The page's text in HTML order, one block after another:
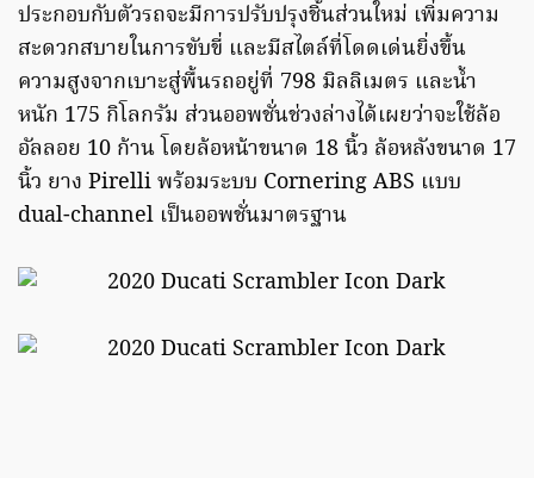
ประกอบกับตัวรถจะมีการปรับปรุงชิ้นส่วนใหม่ เพิ่มความ
สะดวกสบายในการขับขี่ และมีสไตล์ที่โดดเด่นยิ่งขึ้น
ความสูงจากเบาะสู่พื้นรถอยู่ที่ 798 มิลลิเมตร และน้ำ
หนัก 175 กิโลกรัม ส่วนออพชั่นช่วงล่างได้เผยว่าจะใช้ล้อ
อัลลอย 10 ก้าน โดยล้อหน้าขนาด 18 นิ้ว ล้อหลังขนาด 17
นิ้ว ยาง Pirelli พร้อมระบบ Cornering ABS แบบ
dual-channel เป็นออพชั่นมาตรฐาน